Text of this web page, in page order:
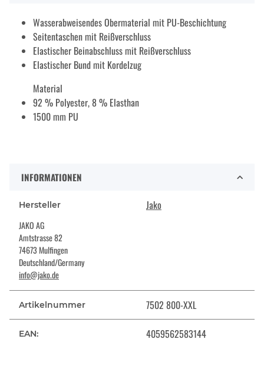
Wasserabweisendes Obermaterial mit PU-Beschichtung
Seitentaschen mit Reißverschluss
Elastischer Beinabschluss mit Reißverschluss
Elastischer Bund mit Kordelzug
Material
92 % Polyester, 8 % Elasthan
1500 mm PU
INFORMATIONEN
Hersteller Jako
JAKO AG
Amtstrasse 82
74673 Mulfingen
Deutschland/Germany
info@jako.de
Artikelnummer 7502 800-XXL
EAN: 4059562583144